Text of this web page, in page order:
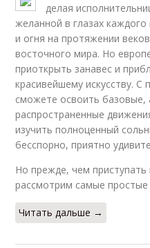
делая
желанной в глазах
и огня на протяжении
восточного мира. Но
приоткрыть занавес и
красивейшему искусству.
сможете освоить базовые,
распространенные
изучить полноценный
бесспорно, приятно
Но прежде, чем
рассмотрим самые
Читать дальше →